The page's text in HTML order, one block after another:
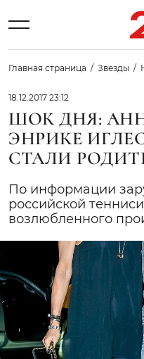
Главная страница Звезды
18.12.2017 23:12
ШОК ДНЯ:
ЭНРИКЕ
СТАЛИ
По информации
российской
возлюбленного